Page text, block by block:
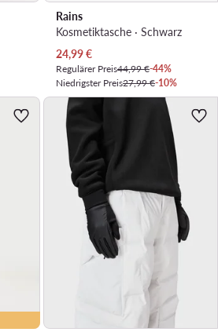
Rains
Kosmetiktasche · Schwarz
Aktueller Preis
24,99€
Regulärer Preis44,99 €-44%
Niedrigster Preis27,99 €-10%